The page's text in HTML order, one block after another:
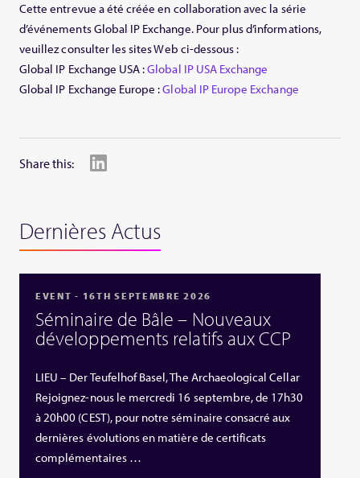
Cette entrevue a été créée en collaboration avec la série
d’événements Global IP Exchange. Pour plus d’informations,
veuillez consulter les sites Web ci-dessous :
Global IP Exchange USA :Global IP USA Exchange
Global IP Exchange Europe :Global IP Europe Exchange
Share this:
Dernières Actus
EVENT - 16TH SEPTEMBRE 2026
Séminaire de Bâle – Nouveaux
développements relatifs aux CCP
LIEU – Der Teufelhof Basel, The Archaeological Cellar
Rejoignez-nous le mercredi 16 septembre, de 17h30
à 20h00 (CEST), pour notre séminaire consacré aux
dernières évolutions en matière de certificats
complémentaires …